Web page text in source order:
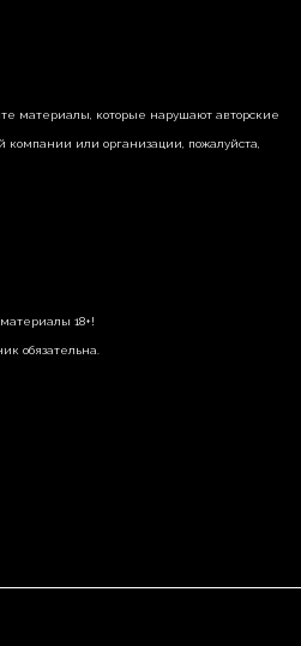
материалы, которые нарушают авторские
или организации, пожалуйста,
18+!
обязательна.